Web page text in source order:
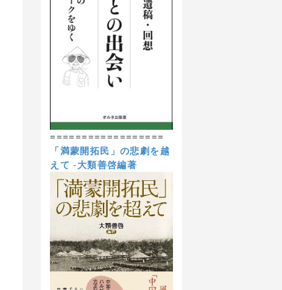
==================
「満蒙開拓民」の悲劇を越
えて -大類善啓編著